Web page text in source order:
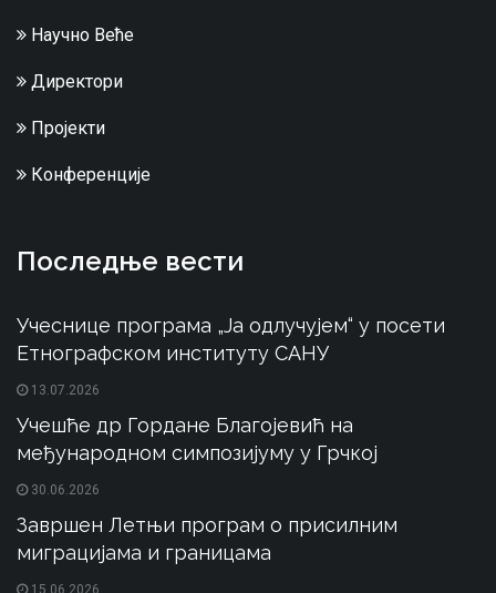
Научно Веће
Директори
Пројекти
Конференције
Последње вести
Учеснице програма „Ја одлучујем“ у посети
Етнографском институту САНУ
13.07.2026
Учешће др Гордане Благојевић на
међународном симпозијуму у Грчкој
30.06.2026
Завршен Летњи програм о присилним
миграцијама и границама
15.06.2026